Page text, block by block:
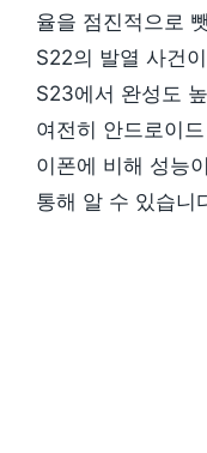
율을 점진적으로
S22의 발열 사건
S23에서 완성도
여전히 안드로이
이폰에 비해 성능
통해 알 수 있습니